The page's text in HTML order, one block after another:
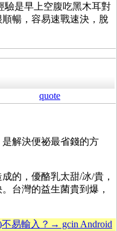
驗是早上空腹吃黑木耳對
暢，容易速戰速決，脫
quote
解決便祕最省錢的方
的，優酪乳太甜/冰/貴，
台灣的益生菌貴到爆，
易輸入？→ gcin Android